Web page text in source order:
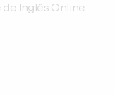
de Inglês Online